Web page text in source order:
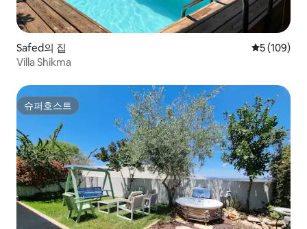
Safed의 집 평점 5점(5
5 (109)
Villa Shikma
슈퍼호스트
슈퍼호스트